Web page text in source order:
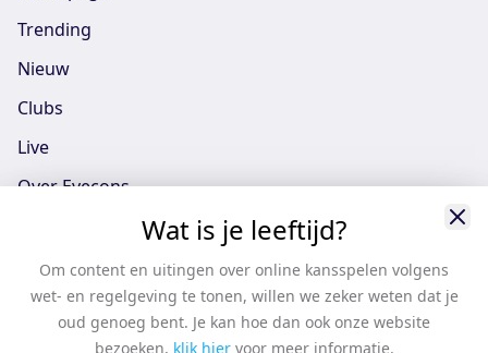
Trending
Nieuw
Clubs
Live
Over Eyecons
Eyecons App - iOS
Eyecons App - Android
Vacatures
Wat is je leeftijd?
Om content en uitingen over online kansspelen volgens
wet- en regelgeving te tonen, willen we zeker weten dat je
oud genoeg bent. Je kan hoe dan ook onze website
bezoeken, klik hier voor meer informatie.